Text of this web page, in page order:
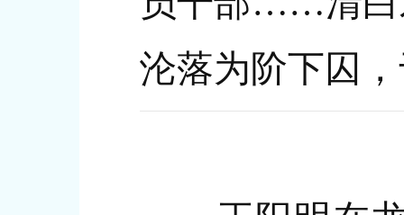
沦落为阶下囚